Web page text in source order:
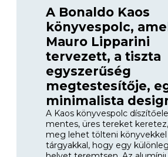
A Bonaldo Kaos
könyvespolc,
Mauro Lipparini
tervezett, a tiszta
egyszerűség
megtestesítője,
minimalista
A Kaos könyvespolc
mentes, üres tereket
meg lehet tölteni könyvekkel
tárgyakkal, hogy egy